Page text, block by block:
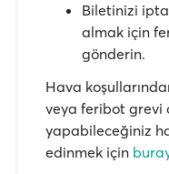
Biletinizi
almak için
gönderin.
Hava
veya feribot grevi
yapabileceğiniz
edinmek için